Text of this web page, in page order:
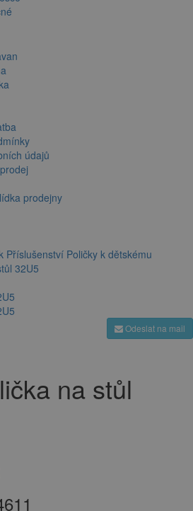
údajů
prodejny
Příslušenství Poličky k dětskému
32U5
Odeslat na mail
na stůl